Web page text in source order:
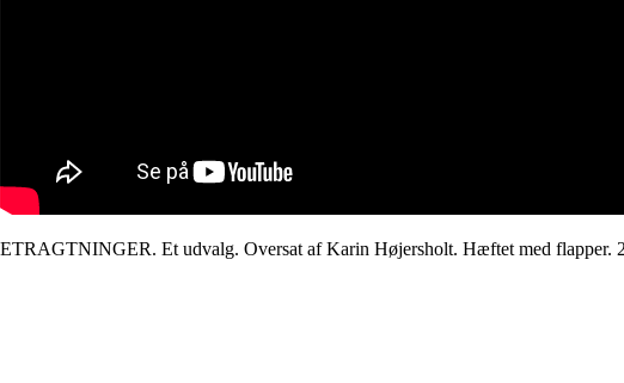
Et udvalg. Oversat af Karin Højersholt. Hæftet med flapper.